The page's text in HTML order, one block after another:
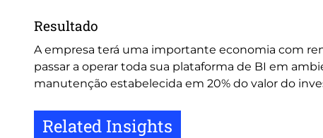
Resultado
A empresa terá uma importante economia com
passar a operar toda sua plataforma de BI em
manutenção estabelecida em 20% do valor do
Related Insights